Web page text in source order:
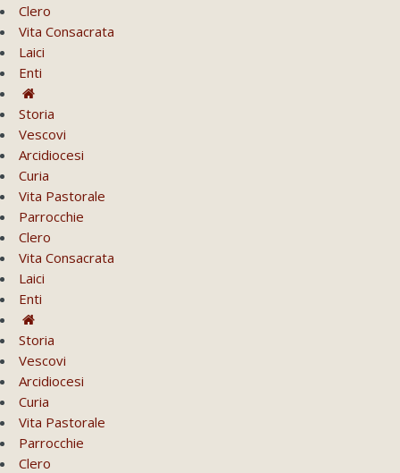
Clero
Vita Consacrata
Laici
Enti
Storia
Vescovi
Arcidiocesi
Curia
Vita Pastorale
Parrocchie
Clero
Vita Consacrata
Laici
Enti
Storia
Vescovi
Arcidiocesi
Curia
Vita Pastorale
Parrocchie
Clero